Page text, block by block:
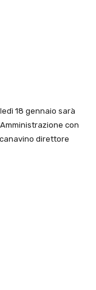
18 gennaio sarà
con
direttore